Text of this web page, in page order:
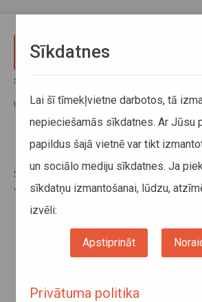
Sākums
transportā; 3+ Ģimenes karti izsniegs katram
Daudzbērnu ģimenes
saņemt atlaidi
transportā; 3+
izsniegs katram
Sīkdatnes
Lai šī tīmekļvietne darbotos, tā
nepieciešamās sīkdatnes. Ar Jūsu
papildus šajā vietnē var tikt
un sociālo mediju sīkdatnes. Ja
sīkdatņu izmantošanai, lūdzu,
izvēli:
Apstiprināt
Privātuma politika